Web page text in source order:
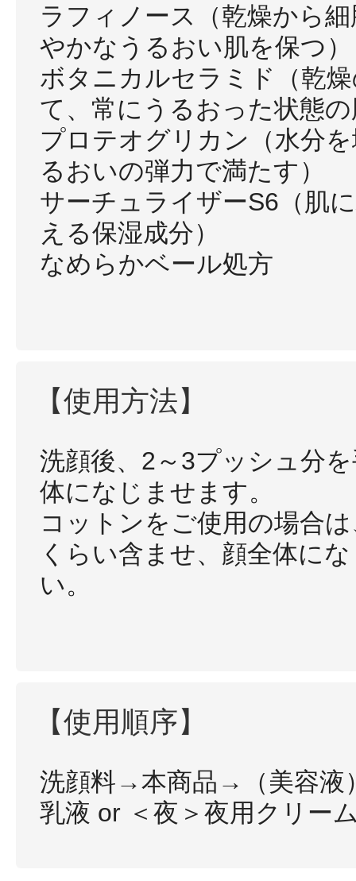
ラフィノース（乾燥から
やかなうるおい肌を保つ）
ボタニカルセラミド（乾
て、常にうるおった状態
プロテオグリカン（水分
るおいの弾力で満たす）
サーチュライザーS6（肌
える保湿成分）
なめらかベール処方
【使用方法】
洗顔後、2～3プッシュ分
体になじませます。
コットンをご使用の場合
くらい含ませ、顔全体に
い。
【使用順序】
洗顔料→本商品→（美容液
乳液 or ＜夜＞夜用クリー